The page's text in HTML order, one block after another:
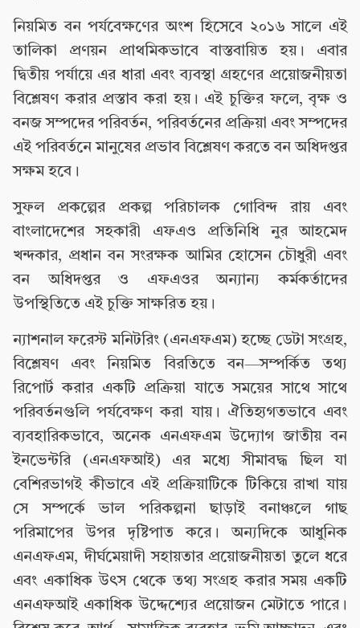
নিয়মিত বন পর্যবেক্ষণের অংশ হিসেবে ২০১৬ সালে এই
তালিকা প্রণয়ন প্রাথমিকভাবে বাস্তবায়িত হয়। এবার
দ্বিতীয় পর্যায়ে এর ধারা এবং ব্যবস্থা গ্রহণের প্রয়োজনীয়তা
বিশ্লেষণ করার প্রস্তাব করা হয়। এই চুক্তির ফলে, বৃক্ষ ও
বনজ সম্পদের পরিবর্তন, পরিবর্তনের প্রক্রিয়া এবং সম্পদের
এই পরিবর্তনে মানুষের প্রভাব বিশ্লেষণ করতে বন অধিদপ্তর
সক্ষম হবে।
সুফল প্রকল্পের প্রকল্প পরিচালক গোবিন্দ রায় এবং
বাংলাদেশের সহকারী এফএও প্রতিনিধি নুর আহমেদ
খন্দকার, প্রধান বন সংরক্ষক আমির হোসেন চৌধুরী এবং
বন অধিদপ্তর ও এফএওর অন্যান্য কর্মকর্তাদের
উপস্থিতিতে এই চুক্তি সাক্ষরিত হয়।
ন্যাশনাল ফরেস্ট মনিটরিং (এনএফএম) হচ্ছে ডেটা সংগ্রহ,
বিশ্লেষণ এবং নিয়মিত বিরতিতে বন—সম্পর্কিত তথ্য
রিপোর্ট করার একটি প্রক্রিয়া যাতে সময়ের সাথে সাথে
পরিবর্তনগুলি পর্যবেক্ষণ করা যায়। ঐতিহ্যগতভাবে এবং
ব্যবহারিকভাবে, অনেক এনএফএম উদ্যোগ জাতীয় বন
ইনভেন্টরি (এনএফআই) এর মধ্যে সীমাবদ্ধ ছিল যা
বেশিরভাগই কীভাবে এই প্রক্রিয়াটিকে টিকিয়ে রাখা যায়
সে সম্পর্কে ভাল পরিকল্পনা ছাড়াই বনাঞ্চলে গাছ
পরিমাপের উপর দৃষ্টিপাত করে। অন্যদিকে আধুনিক
এনএফএম, দীর্ঘমেয়াদী সহায়তার প্রয়োজনীয়তা তুলে ধরে
এবং একাধিক উৎস থেকে তথ্য সংগ্রহ করার সময় একটি
এনএফআই একাধিক উদ্দেশ্যের প্রয়োজন মেটাতে পারে।